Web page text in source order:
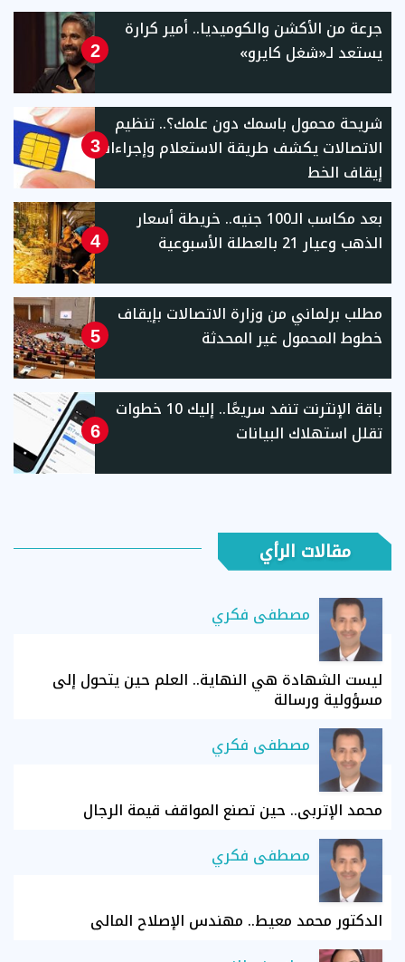
2
جرعة من الأكشن والكوميديا.. أمير كرارة
يستعد لـ«شغل كايرو»
3
شريحة محمول باسمك دون علمك؟.. تنظيم
الاتصالات يكشف طريقة الاستعلام وإجراءات
إيقاف الخط
4
بعد مكاسب الـ100 جنيه.. خريطة أسعار
الذهب وعيار 21 بالعطلة الأسبوعية
5
مطلب برلماني من وزارة الاتصالات بإيقاف
خطوط المحمول غير المحدثة
6
باقة الإنترنت تنفد سريعًا.. إليك 10 خطوات
تقلل استهلاك البيانات
مقالات الرأي
مصطفى فكري
ليست الشهادة هي النهاية.. العلم حين يتحول إلى
مسؤولية ورسالة
مصطفى فكري
محمد الإتربي.. حين تصنع المواقف قيمة الرجال
مصطفى فكري
الدكتور محمد معيط.. مهندس الإصلاح المالي